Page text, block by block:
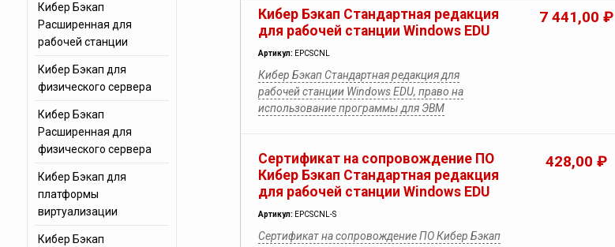
Кибер Бэкап Стандартная редакция
для рабочей станции Windows EDU
Артикул: EPCSCNL
Кибер Бэкап Стандартная редакция для
рабочей станции Windows EDU, право на
использование программы для ЭВМ
7 441,00 ₽
Сертификат на сопровождение ПО
Кибер Бэкап Стандартная редакция
для рабочей станции Windows EDU
Артикул: EPCSCNL-S
Сертификат на сопровождение ПО Кибер Бэкап
428,00 ₽
Кибер Бэкап
Расширенная для
рабочей станции
Кибер Бэкап для
физического сервера
Кибер Бэкап
Расширенная для
физического сервера
Кибер Бэкап для
платформы
виртуализации
Кибер Бэкап